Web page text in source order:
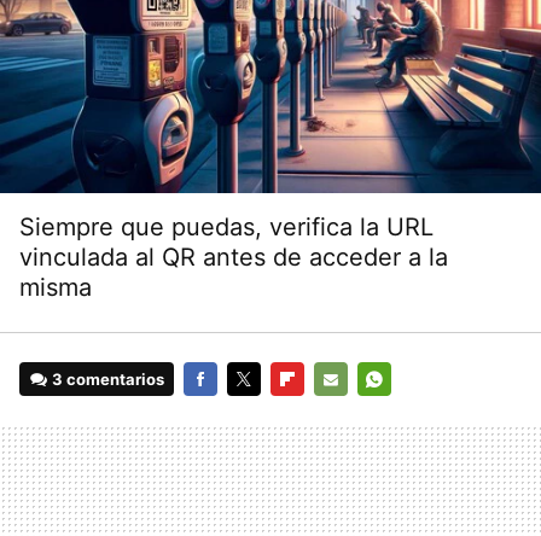
Siempre que puedas, verifica la URL
vinculada al QR antes de acceder a la
misma
3 comentarios
MAIL